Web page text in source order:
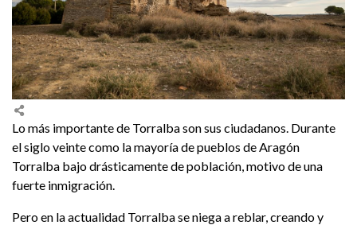
Lo más importante de Torralba son sus ciudadanos. Durante
el siglo veinte como la mayoría de pueblos de Aragón
Torralba bajo drásticamente de población, motivo de una
fuerte inmigración.
Pero en la actualidad Torralba se niega a reblar, creando y